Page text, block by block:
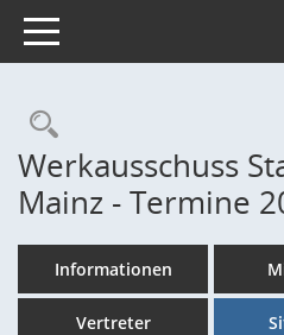
Toggle navigation
Rechercheauswahl
Werkausschuss
Mainz - Termine
Informationen
Vertreter